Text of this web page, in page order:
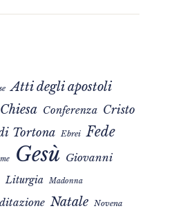
Atti degli apostoli
Chiesa Conferenza Cristo
Tortona Ebrei Fede
Gesù Giovanni
Liturgia Madonna
Natale Novena